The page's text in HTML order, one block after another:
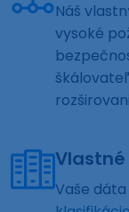
Náš
vysoké
Vaše